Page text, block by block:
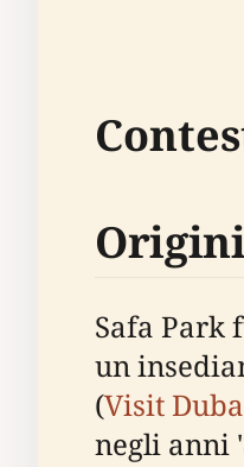
Safa Park
un
(Visit
negli anni